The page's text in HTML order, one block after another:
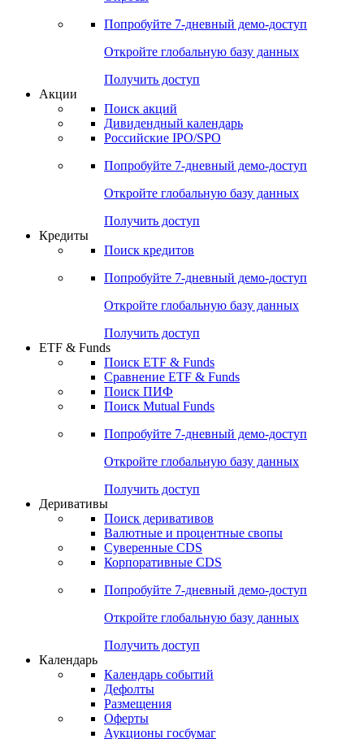
Cbonds Pages
Опросы
Попробуйте7-дневный
Откройте глобальную базу данных
Получить доступ
Поиск акций
Российские IPO/SPO
Попробуйте7-дневный
Откройте глобальную базу данных
Получить доступ
Поиск кредитов
Попробуйте7-дневный
Откройте глобальную базу данных
Получить доступ
ETF & Funds
Сравнение ETF & Funds
Поиск Mutual Funds
Попробуйте7-дневный
Откройте глобальную базу данных
Получить доступ
Деривативы
Валютные и процентные свопы
Корпоративные CDS
Попробуйте7-дневный
Откройте глобальную базу данных
Получить доступ
Календарь
Календарь событий